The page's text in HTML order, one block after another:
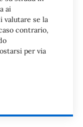
ai
valutare se la
contrario,
per via